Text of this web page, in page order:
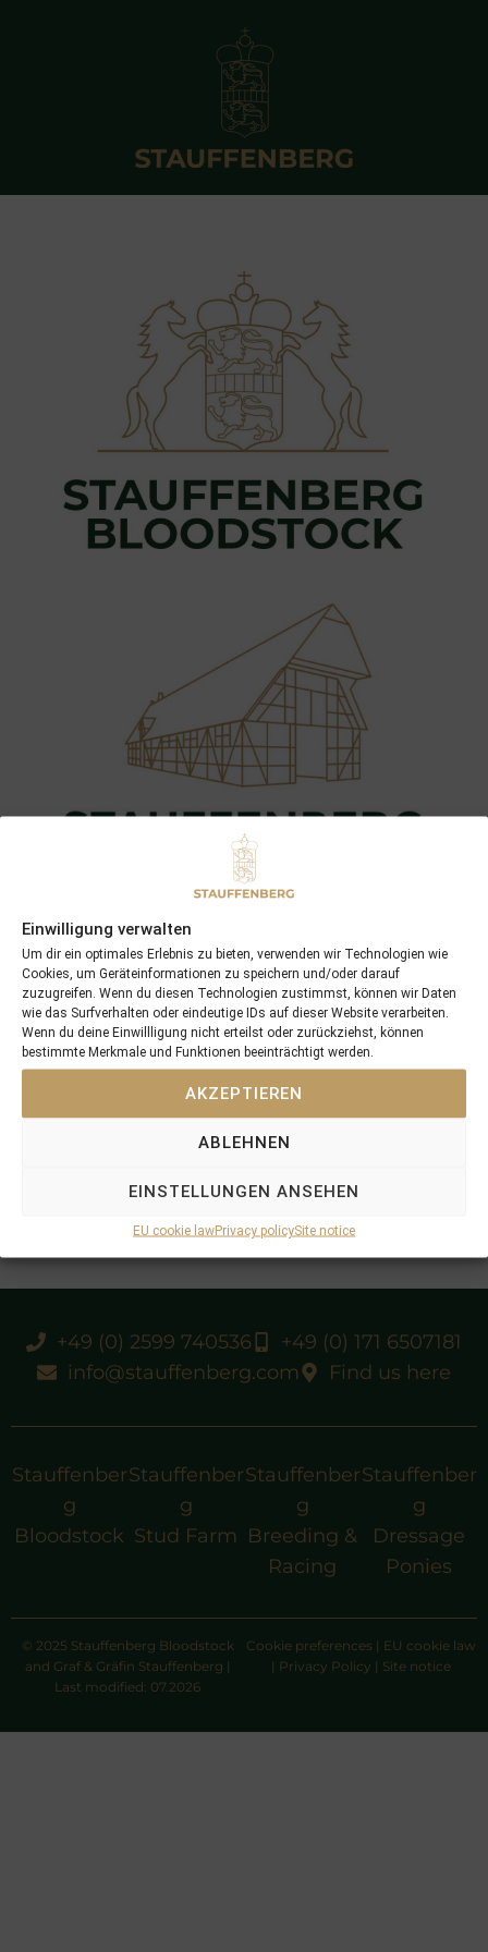
Einwilligung verwalten
Um dir ein optimales Erlebnis zu bieten, verwenden wir Technologien wie
Cookies, um Geräteinformationen zu speichern und/oder darauf
zuzugreifen. Wenn du diesen Technologien zustimmst, können wir Daten
wie das Surfverhalten oder eindeutige IDs auf dieser Website verarbeiten.
Wenn du deine Einwillligung nicht erteilst oder zurückziehst, können
bestimmte Merkmale und Funktionen beeinträchtigt werden.
AKZEPTIEREN
ABLEHNEN
EINSTELLUNGEN ANSEHEN
EU cookie lawPrivacy policySite notice
+49 (0) 2599 740536
+49 (0) 171 6507181
info@stauffenberg.com
Find us here
Stauffenber
g
Bloodstock
Stauffenber
g
Stud Farm
Stauffenber
g
Breeding &
Racing
Stauffenber
g
Dressage
Ponies
© 2025 Stauffenberg Bloodstock
and Graf & Gräfin Stauffenberg |
Last modified: 07.2026
Cookie preferences | EU cookie law
| Privacy Policy | Site notice